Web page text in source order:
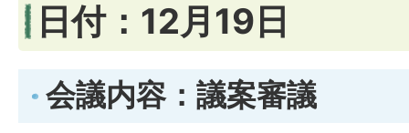
日付：12月19日
会議内容：議案審議